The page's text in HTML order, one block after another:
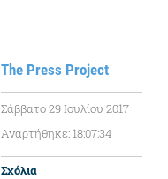
The Press Project
Σάββατο 29 Ιουλίου 2017
Αναρτήθηκε: 18:07:34
Σχόλια